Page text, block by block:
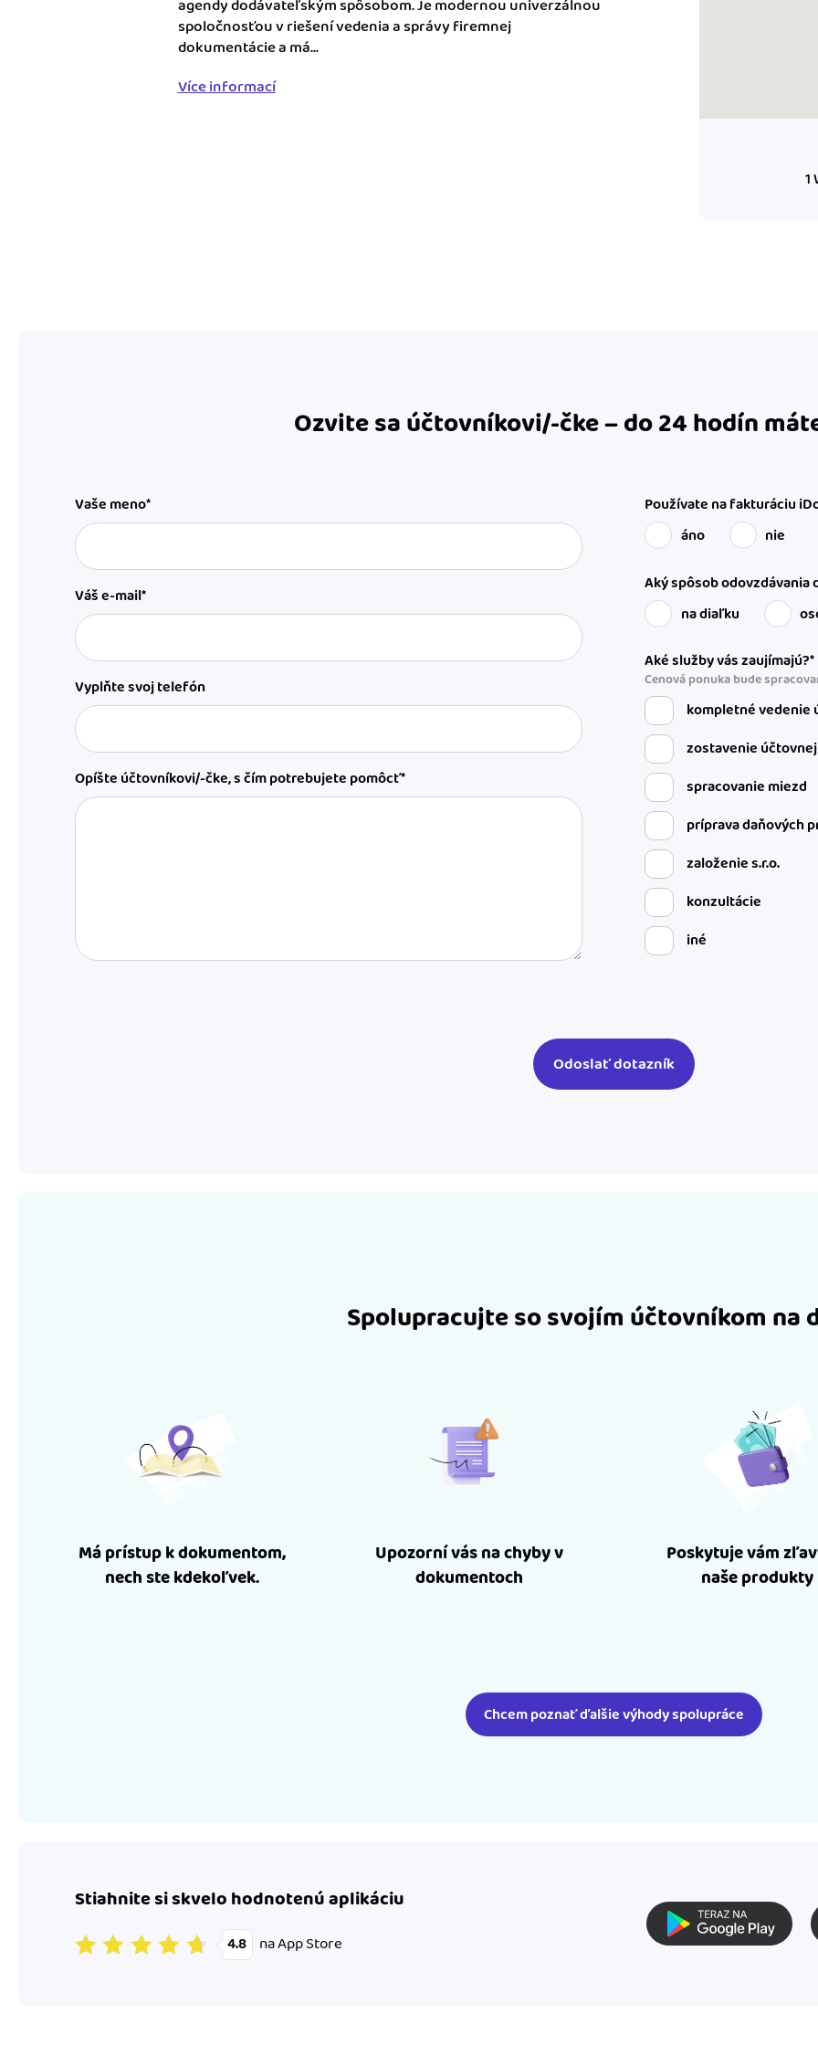
nonstop prístup k vašim dokladom.
Prepojenie na ďalšie systémy
prepojeniu s e-shopom, bankou, CRM a
agendy dodávateľským spôsobom. Je modernou univerzálnou
spoločnosťou v riešení vedenia a správy firemnej
dokumentácie a má...
Více informací
1
Ozvite sa účtovníkovi/-čke – do 24 hodín
Vaše meno*
Váš e-mail*
Vyplňte svoj telefón
Opíšte účtovníkovi/-čke, s čím potrebujete pomôcť*
Používate na fakturáciu
áno
nie
Aký spôsob
na diaľku
Aké služby vás zaujímajú?*
Cenová ponuka bude
kompletné vedenie
zostavenie
spracovanie miezd
príprava daňových
založenie s.r.o.
konzultácie
iné
Spolupracujte so svojím účtovníkom na
Má prístup k dokumentom,
nech ste kdekoľvek.
Upozorní vás na chyby v
dokumentoch
Poskytuje vám
naše produkty
Chcem poznať ďalšie výhody spolupráce
Stiahnite si skvelo hodnotenú aplikáciu
4.8 na App Store